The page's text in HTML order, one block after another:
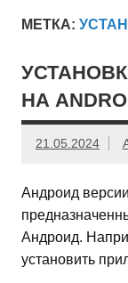
МЕТКА:
НА
21.05.2024
Андроид
Андроид.
установить